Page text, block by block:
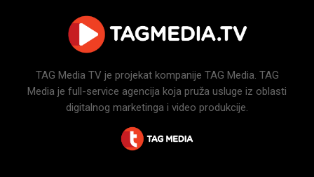
TAG Media TV je projekat kompanije TAG Media. TAG
Media je full-service agencija koja pruža usluge iz oblasti
digitalnog marketinga i video produkcije.